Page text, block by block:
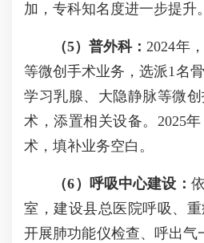
加，专科知名度进一步提升。
（5）普外科：2024年
等微创手术业务，选派1名
学习乳腺、大隐静脉等微
术，添置相关设备。2025
术，填补业务空白。
（6）呼吸中心建设：
室，建设县总医院呼吸、重
开展肺功能仪检查、呼出气